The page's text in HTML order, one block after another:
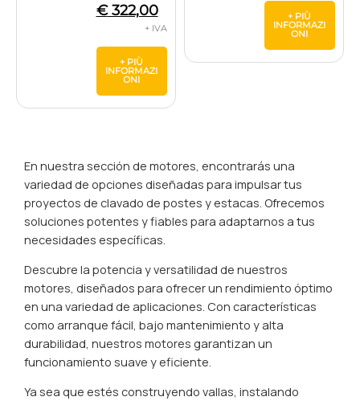
€322,00
+ PIÙ
INFORMAZI
ONI
+ PIÙ
INFORMAZI
ONI
En nuestra sección de motores, encontrarás una
variedad de opciones diseñadas para impulsar tus
proyectos de clavado de postes y estacas. Ofrecemos
soluciones potentes y fiables para adaptarnos a tus
necesidades específicas.
Descubre la potencia y versatilidad de nuestros
motores, diseñados para ofrecer un rendimiento óptimo
en una variedad de aplicaciones. Con características
como arranque fácil, bajo mantenimiento y alta
durabilidad, nuestros motores garantizan un
funcionamiento suave y eficiente.
Ya sea que estés construyendo vallas, instalando